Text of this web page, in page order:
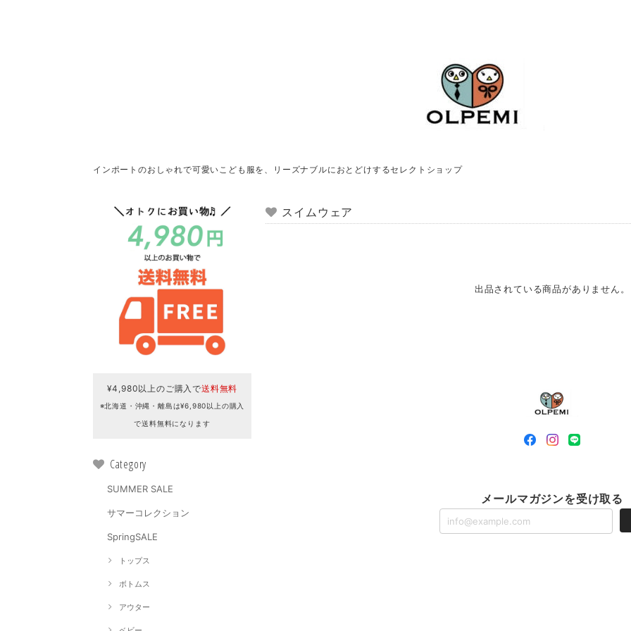
インポートのおしゃれで可愛いこども服を、リーズナブルにおとどけするセレクトショップ
¥4,980以上のご購入で送料無料
※北海道・沖縄・離島は¥6,980以上の購入
で送料無料になります
Category
SUMMER SALE
サマーコレクション
SpringSALE
トップス
ボトムス
アウター
スイムウェア
出品されている商品がありません。
メールマガジンを受け取る